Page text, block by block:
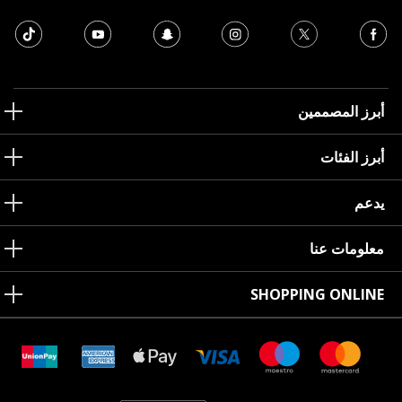
أبرز المصممين
أبرز الفئات
يدعم
معلومات عنا
SHOPPING ONLINE